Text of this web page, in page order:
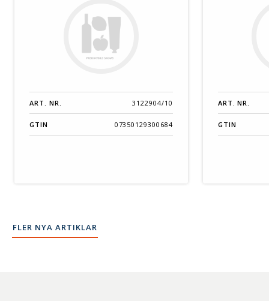
ART. NR. 3122904/10
GTIN 07350129300684
ART. NR.
GTIN
FLER NYA ARTIKLAR